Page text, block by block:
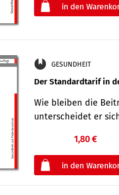
GESUNDHEIT
Der Standard­tarif in
Wie bleiben die
unterscheidet er
1,80 €